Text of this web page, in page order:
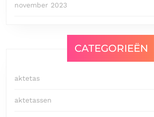
november 2023
CATEGORIEËN
aktetas
aktetassen